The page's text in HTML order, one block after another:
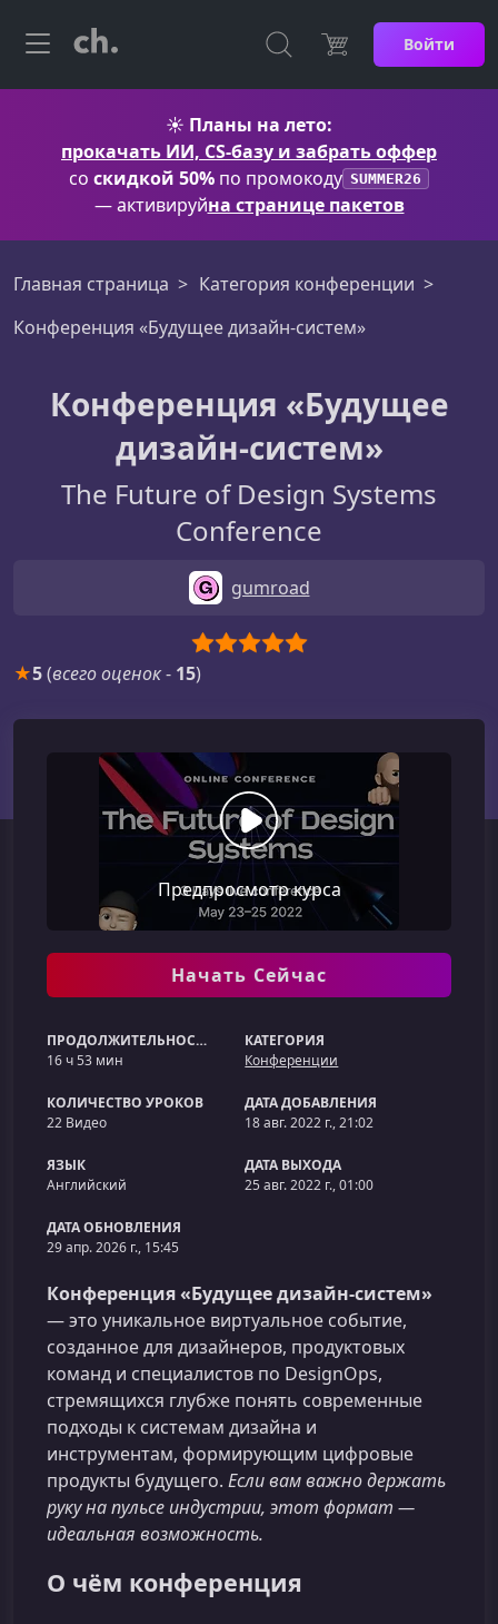
Войти
☀️ Планы на лето:
прокачать ИИ, CS-базу и забрать оффер
со скидкой 50% по промокоду SUMMER26
— активируйна странице пакетов
Главная страница
Категория конференции
Конференция «Будущее дизайн-систем»
Конференция «Будущее
дизайн-систем»
The Future of Design Systems
Conference
gumroad
★5(всего оценок- 15)
Предпросмотр курса
Начать Сейчас
ПРОДОЛЖИТЕЛЬНОСТЬ
16 ч 53 мин
КАТЕГОРИЯ
Конференции
КОЛИЧЕСТВО УРОКОВ
22 Видео
ДАТА ДОБАВЛЕНИЯ
18 авг. 2022 г., 21:02
ЯЗЫК
Английский
ДАТА ВЫХОДА
25 авг. 2022 г., 01:00
ДАТА ОБНОВЛЕНИЯ
29 апр. 2026 г., 15:45
Конференция «Будущее дизайн-систем»
— это уникальное виртуальное событие,
созданное для дизайнеров, продуктовых
команд и специалистов по DesignOps,
стремящихся глубже понять современные
подходы к системам дизайна и
инструментам, формирующим цифровые
продукты будущего. Если вам важно держать
руку на пульсе индустрии, этот формат —
идеальная возможность.
О чём конференция